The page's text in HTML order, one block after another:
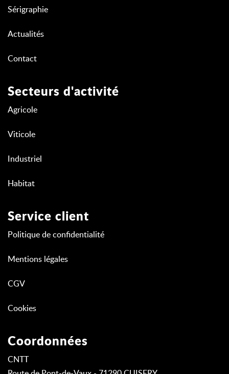
Sérigraphie
Actualités
Contact
Secteurs d'activité
Agricole
Viticole
Industriel
Habitat
Service client
Politique de confidentialité
Mentions légales
CGV
Cookies
Coordonnées
CNTT